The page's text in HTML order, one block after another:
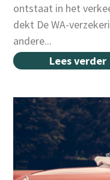
ontstaat in het
dekt De WA-
andere...
Lees verder